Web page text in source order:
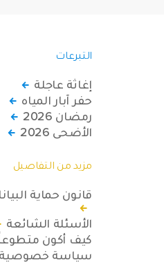
التبرعات
إغاثة عاجلة
حفر آبار المياه
رمضان 2026
الأضحى 2026
مزيد من التفاصيل
قانون حماية
الأسئلة الشائعة
كيف أكون
سياسة خصوصية